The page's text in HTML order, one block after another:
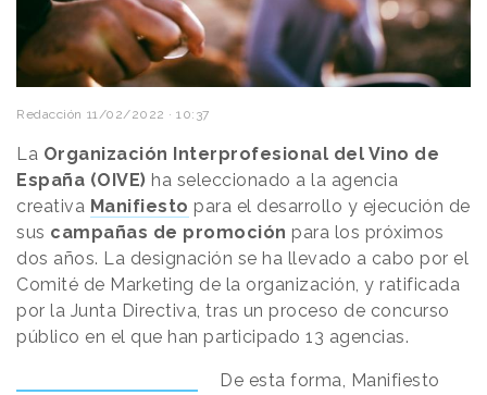
Redacción 11/02/2022 · 10:37
La Organización Interprofesional del Vino de
España (OIVE) ha seleccionado a la agencia
creativa Manifiesto para el desarrollo y ejecución de
sus campañas de promoción para los próximos
dos años. La designación se ha llevado a cabo por el
Comité de Marketing de la organización, y ratificada
por la Junta Directiva, tras un proceso de concurso
público en el que han participado 13 agencias.
De esta forma, Manifiesto